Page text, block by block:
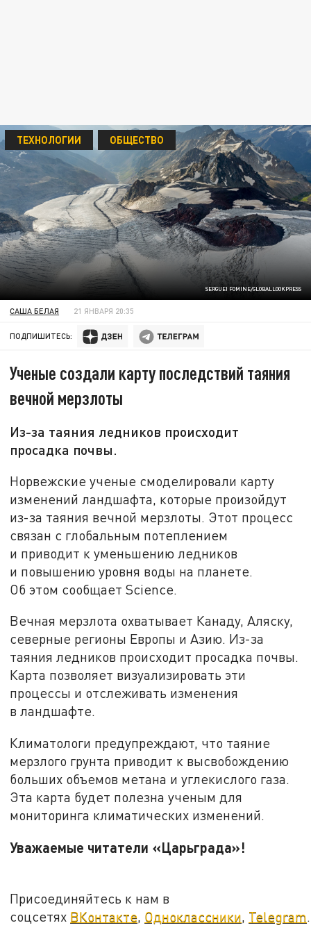
SERGUEI FOMINE/GLOBALLOOKPRESS
ТЕХНОЛОГИИ ОБЩЕСТВО
САША БЕЛАЯ 21 ЯНВАРЯ 20:35
ПОДПИШИТЕСЬ:
Ученые создали карту последствий таяния
вечной мерзлоты
Из-за таяния ледников происходит
просадка почвы.
Норвежские ученые смоделировали карту
изменений ландшафта, которые произойдут
из-за таяния вечной мерзлоты. Этот процесс
связан с глобальным потеплением
и приводит к уменьшению ледников
и повышению уровня воды на планете.
Об этом сообщает Science.
Вечная мерзлота охватывает Канаду, Аляску,
северные регионы Европы и Азию. Из-за
таяния ледников происходит просадка почвы.
Карта позволяет визуализировать эти
процессы и отслеживать изменения
в ландшафте.
Климатологи предупреждают, что таяние
мерзлого грунта приводит к высвобождению
больших объемов метана и углекислого газа.
Эта карта будет полезна ученым для
мониторинга климатических изменений.
Уважаемые читатели «Царьграда»!
Присоединяйтесь к нам в
соцсетях ВКонтакте Одноклассники Telegram